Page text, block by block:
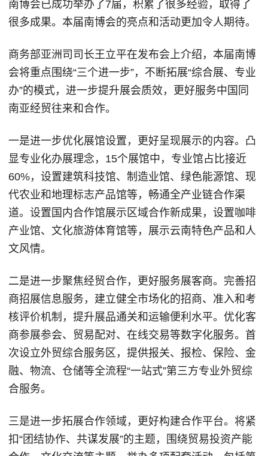
南博会已成功举办了7届，积累了很多经验，取得了
很多成果。本届南博会的亮点和活动更加令人期待。
商务部亚洲司司长王立平在发布会上介绍，本届南博
会将重点围绕“三个进一步”，不断拓展“综合展、专业
办”的模式，进一步提升展会质效，更好服务中国同
南亚经贸往来和合作。
一是进一步优化展馆设置，更好呈现展示的内容。凸
显专业化办展理念，15个展馆中，专业馆占比接近
60%，设置建筑科技馆、制造业馆、绿色能源馆、现
代农业和地理标志产品馆等，畅通全产业链合作渠
道。设置国内合作馆展示区域合作新成果，设置咖啡
产业馆、文化旅游体育馆等，展示云南特色产品和人
文风情。
二是进一步聚焦经贸合作，更好服务展客商。完善招
商招展信息服务，建立健全市场化的招商、准入和考
核评价机制，提升展品通关和运输便利水平。优化客
商参展参会、贸易配对、在线交易等数字化服务。首
次设立外贸综合服务区，提供报关、报检、保险、金
融、物流、仓储等全流程“一站式”第三方专业外贸综
合服务。
三是进一步拓展合作领域，更好构建合作平台。将紧
扣“团结协作、共谋发展”的主题，围绕贸易投资产能